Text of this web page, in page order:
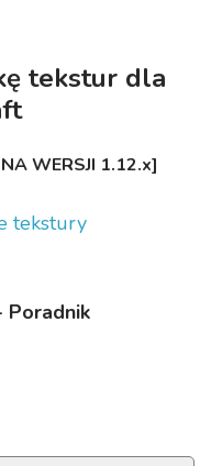
tekstur dla
WERSJI 1.12.x]
tekstury
Poradnik